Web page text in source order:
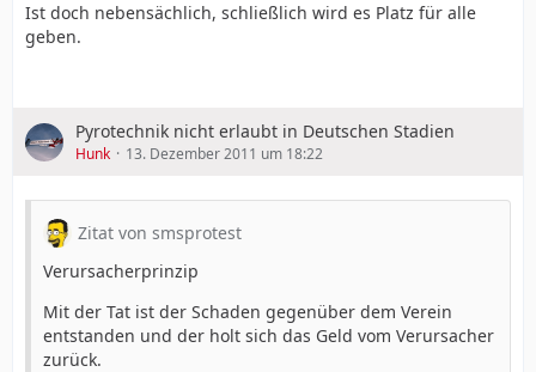
Ist doch nebensächlich, schließlich wird es Platz für alle
geben.
Pyrotechnik nicht erlaubt in Deutschen Stadien
Hunk 13. Dezember 2011 um 18:22
Zitat von smsprotest
Verursacherprinzip
Mit der Tat ist der Schaden gegenüber dem Verein
entstanden und der holt sich das Geld vom Verursacher
zurück.